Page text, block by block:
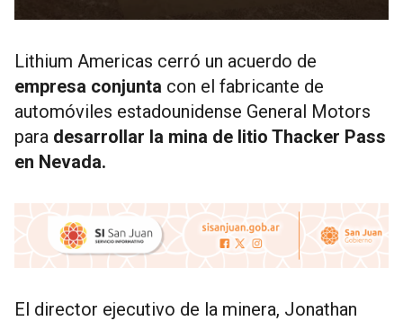
Lithium Americas cerró un acuerdo de
empresa conjunta con el fabricante de
automóviles estadounidense General Motors
para desarrollar la mina de litio Thacker Pass
en Nevada.
El director ejecutivo de la minera, Jonathan